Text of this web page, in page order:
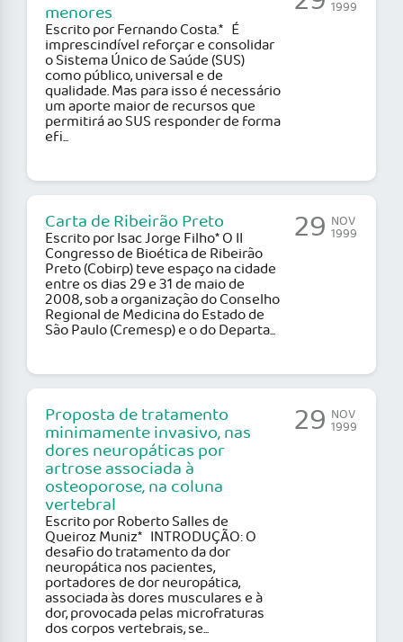
menores
Escrito por Fernando Costa.* É
imprescindível reforçar e consolidar
o Sistema Único de Saúde (SUS)
como público, universal e de
qualidade. Mas para isso é necessário
um aporte maior de recursos que
permitirá ao SUS responder de forma
efi...
1999
Carta de Ribeirão Preto
Escrito por Isac Jorge Filho* O II
Congresso de Bioética de Ribeirão
Preto (Cobirp) teve espaço na cidade
entre os dias 29 e 31 de maio de
2008, sob a organização do Conselho
Regional de Medicina do Estado de
São Paulo (Cremesp) e o do Departa...
29 NOV
1999
Proposta de tratamento
minimamente invasivo, nas
dores neuropáticas por
artrose associada à
osteoporose, na coluna
vertebral
Escrito por Roberto Salles de
Queiroz Muniz* INTRODUÇÃO: O
desafio do tratamento da dor
neuropática nos pacientes,
portadores de dor neuropática,
associada às dores musculares e à
dor, provocada pelas microfraturas
dos corpos vertebrais, se...
29 NOV
1999